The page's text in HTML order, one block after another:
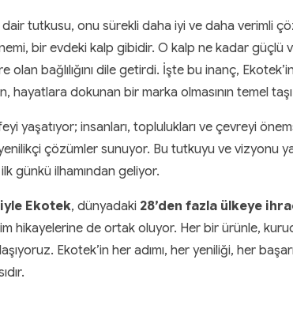
dair tutkusu, onu sürekli daha iyi ve daha verimli
bir evdeki kalp gibidir. O kalp ne kadar güçlü
olan bağlılığını dile getirdi. İşte bu inanç,
dokunan bir marka olmasının temel
yaşatıyor; insanları, toplulukları ve çevreyi
çözümler sunuyor. Bu tutkuyu ve vizyonu
günkü ilhamından geliyor.
Ekotek, dünyadaki 28’den fazla ülkeye
hikayelerine de ortak oluyor. Her bir ürünle,
Ekotek’in her adımı, her yeniliği, her